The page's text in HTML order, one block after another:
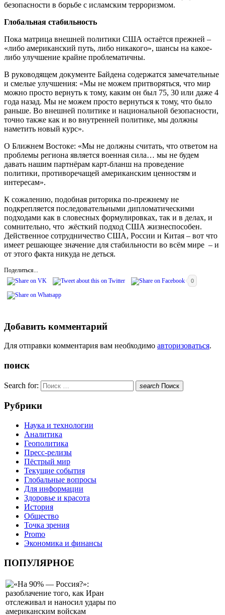
безопасности в борьбе с исламским терроризмом.
Глобальная стабильность
Пока матрица внешней политики США остаётся прежней –
«либо американский путь, либо никакого», шансы на какое-
либо улучшение крайне проблематичны.
В руководящем документе Байдена содержатся замечательные
и смелые улучшения: «Мы не можем притворяться, что мир
можно просто вернуть к тому, каким он был 75, 30 или даже 4
года назад. Мы не можем просто вернуться к тому, что было
раньше. Во внешней политике и национальной безопасности,
точно также как и во внутренней политике, мы должны
наметить новый курс».
О Ближнем Востоке: «Мы не должны считать, что ответом на
проблемы региона является военная сила… мы не будем
давать нашим партнёрам карт-бланш на проведение
политики, противоречащей американским ценностям и
интересам».
К сожалению, подобная риторика по-прежнему не
подкрепляется последовательными дипломатическими
подходами как в словесных формулировках, так и в делах, и
сомнительно, что жёсткий подход США жизнеспособен.
Действенное сотрудничество США, России и Китая – вот что
имеет решающее значение для стабильности во всём мире – и
от этого факта никуда не деться.
Поделиться...
0
Добавить комментарий
Для отправки комментария вам необходимо авторизоваться.
поиск
Search for: search Поиск
Рубрики
Наука и технологии
Аналитика
Геополитика
Пресс-релизы
Пёстрый мир
Текущие события
Глобальные вопросы
Для информации
Здоровье и красота
История
Общество
Точка зрения
Promo
Экономика и финансы
ПОПУЛЯРНОЕ